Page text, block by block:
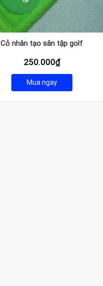
Cỏ nhân tạo sân tập golf
250.000₫
Mua ngay